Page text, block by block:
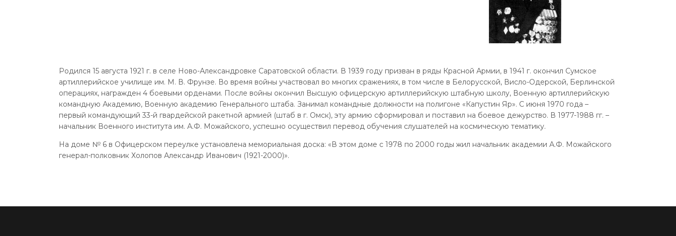
Родился 15 августа 1921 г. в селе Ново-Александровке Саратовской области. В 1939 году призван в ряды Красной Армии, в 1941 г. окончил Сумское
артиллерийское училище им. М. В. Фрунзе. Во время войны участвовал во многих сражениях, в том числе в Белорусской, Висло-Одерской, Берлинской
операциях, награжден 4 боевыми орденами. После войны окончил Высшую офицерскую артиллерийскую штабную школу, Военную артиллерийскую
командную Академию, Военную академию Генерального штаба. Занимал командные должности на полигоне «Капустин Яр». С июня 1970 года –
первый командующий 33-й гвардейской ракетной армией (штаб в г. Омск), эту армию сформировал и поставил на боевое дежурство. В 1977-1988 гг. –
начальник Военного института им. А.Ф. Можайского, успешно осуществил перевод обучения слушателей на космическую тематику.
На доме № 6 в Офицерском переулке установлена мемориальная доска: «В этом доме с 1978 по 2000 годы жил начальник академии А.Ф. Можайского
генерал-полковник Холопов Александр Иванович (1921-2000)».